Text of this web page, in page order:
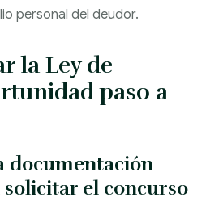
personal del deudor.
la Ley de
paso a
documentación
el concurso